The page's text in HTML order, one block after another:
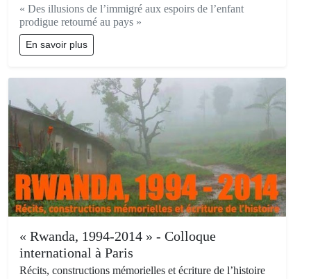
« Des illusions de l’immigré aux espoirs de l’enfant
prodigue retourné au pays »
En savoir plus
« Rwanda, 1994-2014 » - Colloque
international à Paris
Récits, constructions mémorielles et écriture de l’histoire